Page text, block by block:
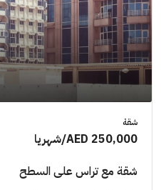
شقة
AED 250,000/شهريا
شقة مع تراس على السطح